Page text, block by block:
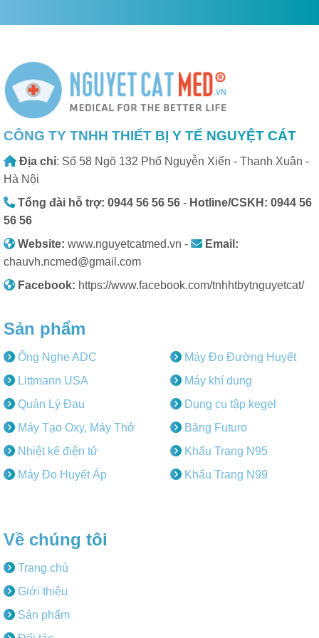
CÔNG TY TNHH THIẾT BỊ Y TẾ NGUYỆT CÁT
Địa chỉ: Số 58 Ngõ 132 Phố Nguyễn Xiển - Thanh Xuân -
Hà Nội
Tổng đài hỗ trợ: 0944 56 56 56 - Hotline/CSKH: 0944 56
56 56
Website: www.nguyetcatmed.vn -
Email:
chauvh.ncmed@gmail.com
Facebook: https://www.facebook.com/tnhhtbytnguyetcat/
Sản phẩm
Ống Nghe ADC
Littmann USA
Quản Lý Đau
Máy Tạo Oxy, Máy Thở
Nhiệt kế điện tử
Máy Đo Huyết Áp
Máy Đo Đường Huyết
Máy khí dung
Dụng cụ tập kegel
Băng Futuro
Khẩu Trang N95
Khẩu Trang N99
Về chúng tôi
Trang chủ
Giới thiệu
Sản phẩm